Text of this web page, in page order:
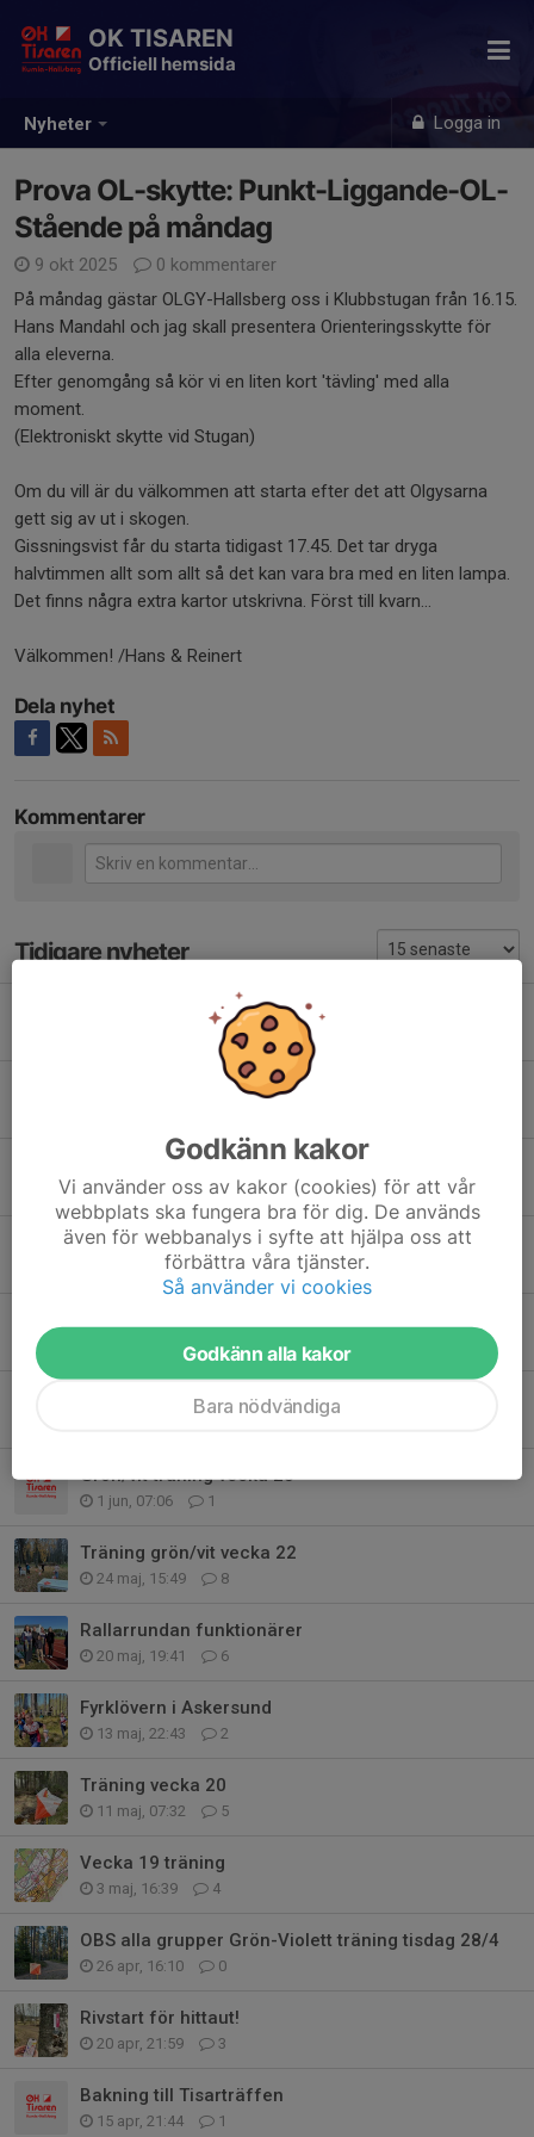
Nyheter Logga in
OK TISAREN
Officiell hemsida
Prova OL-skytte: Punkt-Liggande-OL-
Stående på måndag
9 okt 2025
0 kommentarer
På måndag gästar OLGY-Hallsberg oss i Klubbstugan från 16.15.
Hans Mandahl och jag skall presentera Orienteringsskytte för
alla eleverna.
Efter genomgång så kör vi en liten kort 'tävling' med alla
moment.
(Elektroniskt skytte vid Stugan)
Om du vill är du välkommen att starta efter det att Olgysarna
gett sig av ut i skogen.
Gissningsvist får du starta tidigast 17.45. Det tar dryga
halvtimmen allt som allt så det kan vara bra med en liten lampa.
Det finns några extra kartor utskrivna. Först till kvarn...
Välkommen! /Hans & Reinert
Dela nyhet
Kommentarer
Tidigare nyheter
Ny städ och fikalista för vecka 2026-26 - 2027-04
Klädbeställning hos Noname öppen t.o.m. 19 juli
FMM i Ånnaboda
3 jul, 17:21 1
Avslutning alla grupper Tisdag 16 juni
12 jun, 07:20 2
10 jun, 11:48 0
Träning tisdag 9 juni KM Sprint (Alla grupper)
Grön/vit träning vecka 23
1 jun, 07:06 1
Träning grön/vit vecka 22
24 maj, 15:49 8
Rallarrundan funktionärer
20 maj, 19:41 6
Fyrklövern i Askersund
13 maj, 22:43 2
Träning vecka 20
11 maj, 07:32 5
Vecka 19 träning
3 maj, 16:39 4
OBS alla grupper Grön-Violett träning tisdag 28/4
26 apr, 16:10 0
Rivstart för hittaut!
20 apr, 21:59 3
Bakning till Tisarträffen
15 apr, 21:44 1
Godkänn kakor
Vi använder oss av kakor (cookies) för att vår
webbplats ska fungera bra för dig. De används
även för webbanalys i syfte att hjälpa oss att
förbättra våra tjänster.
Så använder vi cookies
Godkänn alla kakor
Bara nödvändiga